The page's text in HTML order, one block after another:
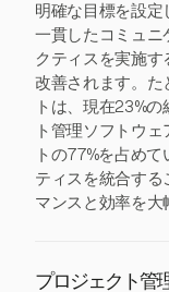
明確な目標を設定
一貫したコミュニ
クティスを実施
改善されます。た
トは、現在23%
ト管理ソフトウ
トの77%を占め
ティスを統合す
マンスと効率を大
プロジェクト管